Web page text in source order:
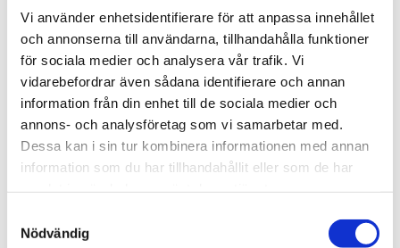
Vi använder enhetsidentifierare för att anpassa innehållet
och annonserna till användarna, tillhandahålla funktioner
för sociala medier och analysera vår trafik. Vi
vidarebefordrar även sådana identifierare och annan
information från din enhet till de sociala medier och
annons- och analysföretag som vi samarbetar med.
Dessa kan i sin tur kombinera informationen med annan
information som du har tillhandahållit eller som de har
Nödvändig
många kroniska sjukdomar utan att ha några större
besvär, och därmed jobba utan att vara påverkad av
ohälsa. Dessutom kan vi förebygga mer idag. Så det är
en föråldrad syn att hälsobesvär skulle påverka arbetet,
vilket syns tydligt i att äldre anger i lägre grad att deras
ohälsa är arbetspåverkande, säger Charlotte Wallin.
Charlotte Valleskog beskriver sambandet mellan jobb
och hälsa:
är helt representativa för alla i åldern 50 till 69 år